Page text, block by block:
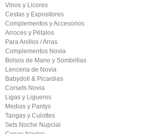
Vinos y Licores
Cestas y Expositores
Complementos y Accesorios
Arroces y Pétalos
Para Anillos / Arras
Complementos Novia
Bolsos de Mano y Sombrillas
Lenceria de Novia
Babydoll & Picardias
Corsets Novia
Ligas y Ligueros
Medias y Pantys
Tangas y Culottes
Sets Noche Nupcial